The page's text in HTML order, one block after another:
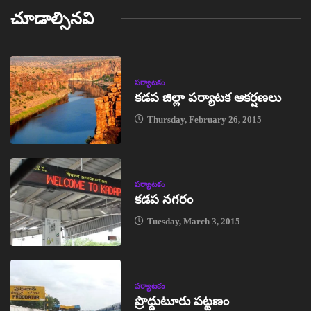
చూడాల్సినవి
పర్యాటకం
కడప జిల్లా పర్యాటక ఆకర్షణలు
Thursday, February 26, 2015
పర్యాటకం
కడప నగరం
Tuesday, March 3, 2015
పర్యాటకం
ప్రొద్దుటూరు పట్టణం